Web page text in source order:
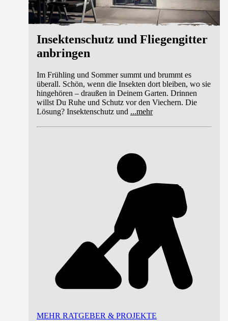
Insektenschutz und Fliegengitter
anbringen
Im Frühling und Sommer summt und brummt es
überall. Schön, wenn die Insekten dort bleiben, wo sie
hingehören – draußen in Deinem Garten. Drinnen
willst Du Ruhe und Schutz vor den Viechern. Die
Lösung? Insektenschutz und ...mehr
MEHR RATGEBER & PROJEKTE